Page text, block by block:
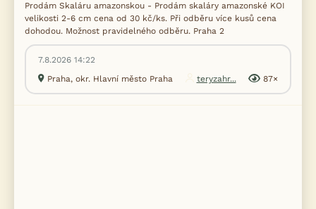
Prodám Skaláru amazonskou - Prodám skaláry amazonské KOI
velikosti 2-6 cm cena od 30 kč/ks. Při odběru více kusů cena
dohodou. Možnost pravidelného odběru. Praha 2
7.8.2026 14:22
Praha, okr. Hlavní město Praha
teryzahr... 87×